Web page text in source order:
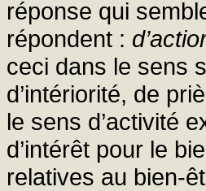
réponse qui
répondent :
ceci dans le sens
d’intériorité, de
le sens d’activité
d’intérêt pour le
relatives au bien-